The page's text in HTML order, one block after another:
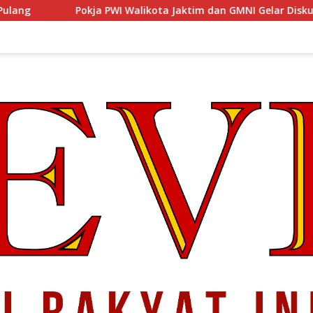
Walikota Jaktim dan GMNI Gelar Diskusi Jurnalistik, Dorong